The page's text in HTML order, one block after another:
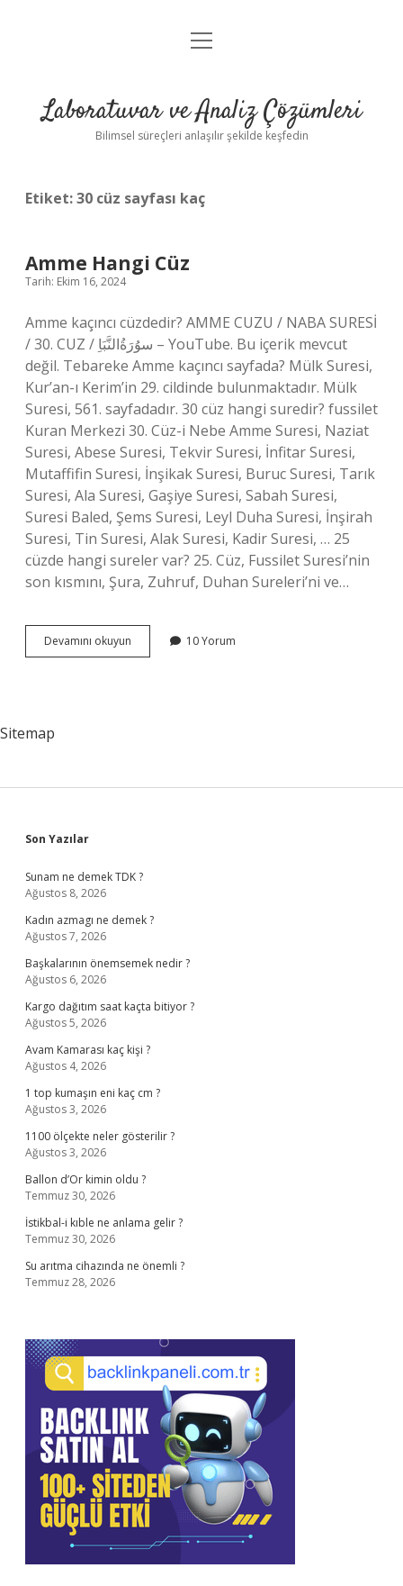
Anasayfa
Yasal Uyarı
menüyü
Laboratuvar ve Analiz Çözümleri
Bilimsel süreçleri anlaşılır şekilde keşfedin
Etiket:30 cüz sayfası kaç
Amme Hangi Cüz
Tarih: Ekim 16, 2024
Amme kaçıncı cüzdedir? AMME CUZU / NABA SURESİ
/ 30. CUZ / سوُرَةُالنَّبَاِ – YouTube. Bu içerik mevcut
değil. Tebareke Amme kaçıncı sayfada? Mülk Suresi,
Kur’an-ı Kerim’in 29. cildinde bulunmaktadır. Mülk
Suresi, 561. sayfadadır. 30 cüz hangi suredir? fussilet
Kuran Merkezi 30. Cüz-i Nebe Amme Suresi, Naziat
Suresi, Abese Suresi, Tekvir Suresi, İnfitar Suresi,
Mutaffifin Suresi, İnşikak Suresi, Buruc Suresi, Tarık
Suresi, Ala Suresi, Gaşiye Suresi, Sabah Suresi,
Suresi Baled, Şems Suresi, Leyl Duha Suresi, İnşirah
Suresi, Tin Suresi, Alak Suresi, Kadir Suresi, … 25
cüzde hangi sureler var? 25. Cüz, Fussilet Suresi’nin
son kısmını, Şura, Zuhruf, Duhan Sureleri’ni ve…
Devamını okuyun
Hangi
10 Yorum
Sitemap
Sidebar
Son Yazılar
Sunam ne demek TDK ?
Ağustos 8, 2026
Kadın azmagı ne demek ?
Ağustos 7, 2026
Başkalarının önemsemek nedir ?
Ağustos 6, 2026
Kargo dağıtım saat kaçta bitiyor ?
Ağustos 5, 2026
Avam Kamarası kaç kişi ?
Ağustos 4, 2026
1 top kumaşın eni kaç cm ?
Ağustos 3, 2026
1100 ölçekte neler gösterilir ?
Ağustos 3, 2026
Ballon d’Or kimin oldu ?
Temmuz 30, 2026
İstikbal-i kıble ne anlama gelir ?
Temmuz 30, 2026
Su arıtma cihazında ne önemli ?
Temmuz 28, 2026